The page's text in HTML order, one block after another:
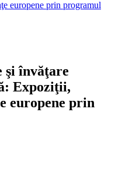
europene prin programul
şi învăţare
Expoziţii,
europene prin